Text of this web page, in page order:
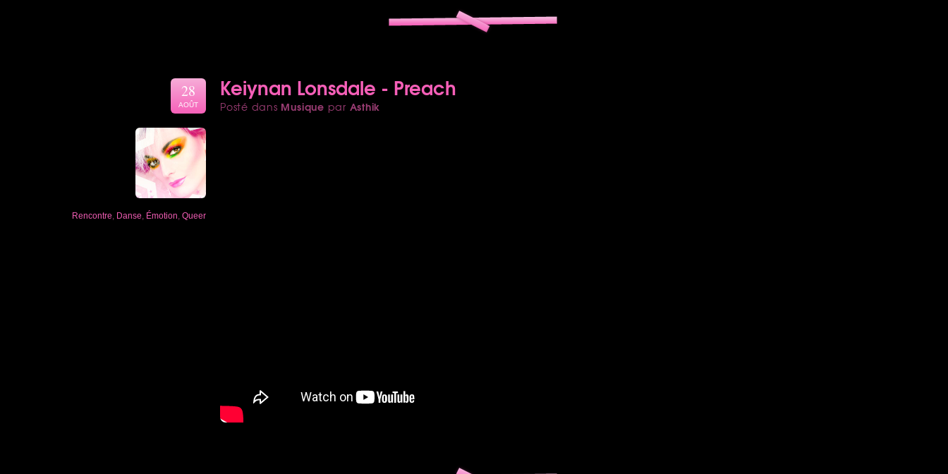
Keiynan Lonsdale - Preach
Posté dans Musique par Asthik
28
AOÛT
Rencontre Danse Émotion Queer